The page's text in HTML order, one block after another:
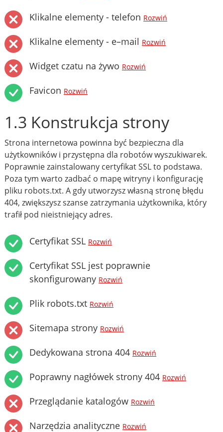
Klikalne elementy - telefon Rozwiń
Klikalne elementy - e–mail Rozwiń
Widget czatu na żywo Rozwiń
Favicon Rozwiń
1.3 Konstrukcja strony
Strona internetowa powinna być bezpieczna dla
użytkowników i przystępna dla robotów wyszukiwarek.
Poprawnie zainstalowany certyfikat SSL to podstawa.
Poza tym warto zadbać o mapę witryny i konfigurację
pliku robots.txt. A gdy utworzysz własną stronę błędu
404, zwiększysz szanse zatrzymania użytkownika, który
trafił pod nieistniejący adres.
Certyfikat SSL Rozwiń
Certyfikat SSL jest poprawnie
skonfigurowany Rozwiń
Plik robots.txt Rozwiń
Sitemapa strony Rozwiń
Dedykowana strona 404 Rozwiń
Poprawny nagłówek strony 404 Rozwiń
Przeglądanie katalogów Rozwiń
Narzędzia analityczne Rozwiń